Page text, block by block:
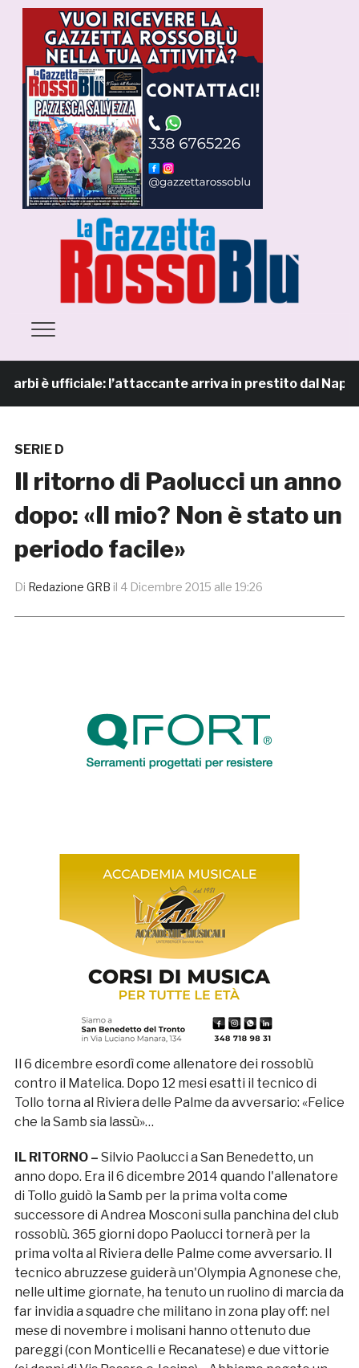
è ufficiale: l’attaccante arriva in prestito dal Napoli
SERIE D
Il ritorno di Paolucci un anno
dopo: «Il mio? Non è stato un
periodo facile»
Di Redazione GRB il 4 Dicembre 2015 alle 19:26
Il 6 dicembre esordì come allenatore dei rossoblù
contro il Matelica. Dopo 12 mesi esatti il tecnico di
Tollo torna al Riviera delle Palme da avversario: «Felice
che la Samb sia lassù»…
IL RITORNO – Silvio Paolucci a San Benedetto, un
anno dopo. Era il 6 dicembre 2014 quando l'allenatore
di Tollo guidò la Samb per la prima volta come
successore di Andrea Mosconi sulla panchina del club
rossoblù. 365 giorni dopo Paolucci tornerà per la
prima volta al Riviera delle Palme come avversario. Il
tecnico abruzzese guiderà un'Olympia Agnonese che,
nelle ultime giornate, ha tenuto un ruolino di marcia da
far invidia a squadre che militano in zona play off: nel
mese di novembre i molisani hanno ottenuto due
pareggi (con Monticelli e Recanatese) e due vittorie